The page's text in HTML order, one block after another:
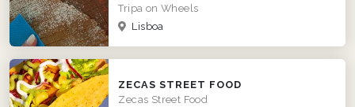
Tripa on Wheels
Lisboa
ZECAS STREET FOOD
Zecas Street Food